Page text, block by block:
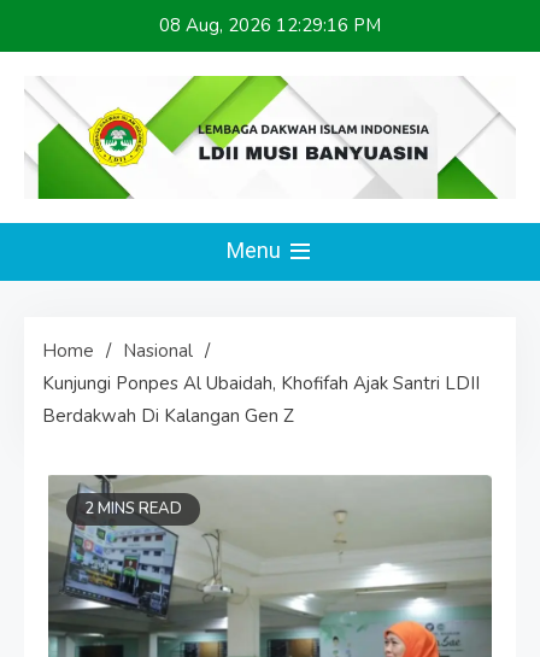
to
content
08 Aug, 2026 12:29:16 PM
LDII MUSI BANYUASIN
Menu
Home
Nasional
Kunjungi Ponpes Al Ubaidah, Khofifah Ajak Santri LDII
Berdakwah Di Kalangan Gen Z
2 MINS READ